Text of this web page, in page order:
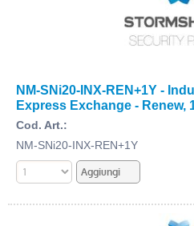
NM-SNi20-INX-REN+1Y -
Express Exchange - Renew,
Cod. Art.:
NM-SNi20-INX-REN+1Y